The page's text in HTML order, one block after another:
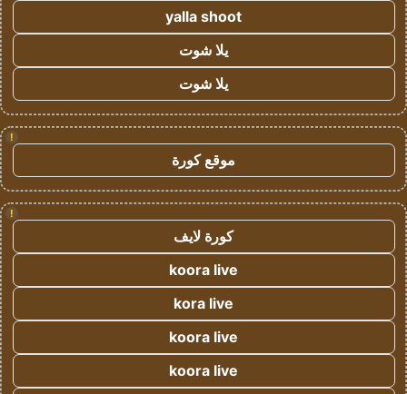
yalla shoot
يلا شوت
يلا شوت
!
موقع كورة
!
كورة لايف
koora live
kora live
koora live
koora live